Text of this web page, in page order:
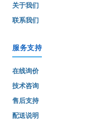
关于我们
联系我们
服务支持
在线询价
技术咨询
售后支持
配送说明